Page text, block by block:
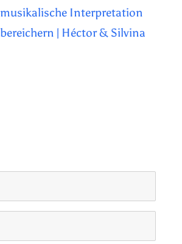
musikalische Interpretation
bereichern | Héctor & Silvina